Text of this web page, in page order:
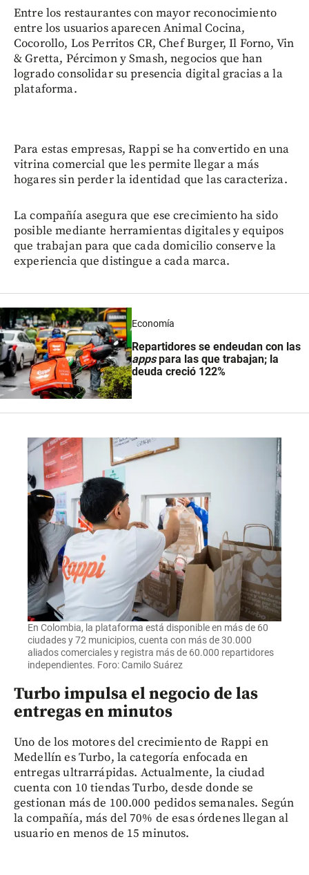
Entre los restaurantes con mayor reconocimiento
entre los usuarios aparecen Animal Cocina,
Cocorollo, Los Perritos CR, Chef Burger, Il Forno, Vin
& Gretta, Pércimon y Smash, negocios que han
logrado consolidar su presencia digital gracias a la
plataforma.
Para estas empresas, Rappi se ha convertido en una
vitrina comercial que les permite llegar a más
hogares sin perder la identidad que las caracteriza.
La compañía asegura que ese crecimiento ha sido
posible mediante herramientas digitales y equipos
que trabajan para que cada domicilio conserve la
experiencia que distingue a cada marca.
Economía
Repartidores se endeudan con las
appspara las que trabajan; la
deuda creció 122%
En Colombia, la plataforma está disponible en más de 60
ciudades y 72 municipios, cuenta con más de 30.000
aliados comerciales y registra más de 60.000 repartidores
independientes. Foro: Camilo Suárez
Turbo impulsa el negocio de las
entregas en minutos
Uno de los motores del crecimiento de Rappi en
Medellín es Turbo, la categoría enfocada en
entregas ultrarrápidas. Actualmente, la ciudad
cuenta con 10 tiendas Turbo, desde donde se
gestionan más de 100.000 pedidos semanales. Según
la compañía, más del 70% de esas órdenes llegan al
usuario en menos de 15 minutos.